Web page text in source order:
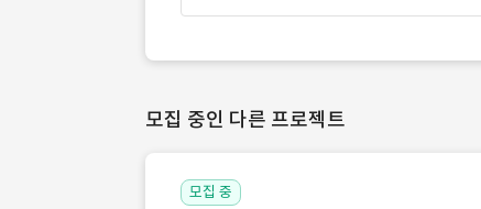
모집 중인 다른 프로젝트
모집 중